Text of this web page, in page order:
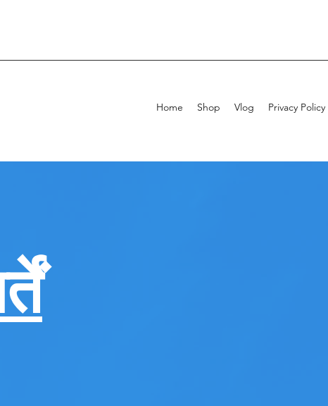
Home Shop Vlog Privacy Policy